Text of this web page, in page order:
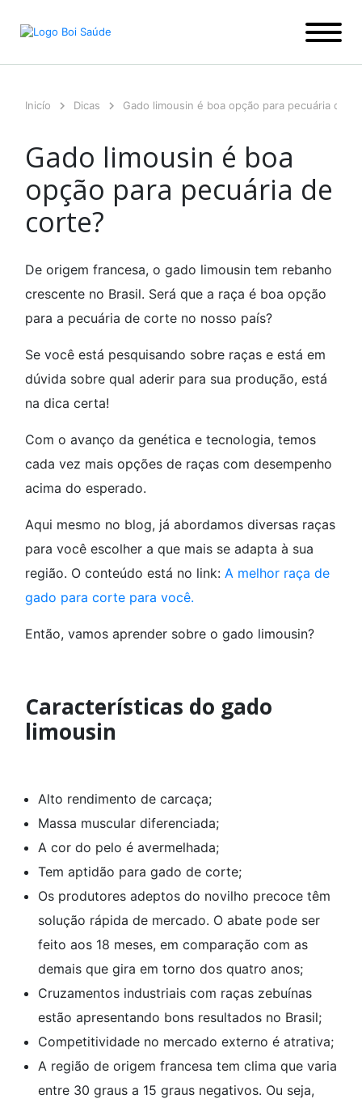
para
Inicío Dicas Gado limousin é boa opção para pecuária de
Gado limousin é boa
opção para pecuária de
corte?
De origem francesa, o gado limousin tem rebanho
crescente no Brasil. Será que a raça é boa opção
para a pecuária de corte no nosso país?
Se você está pesquisando sobre raças e está em
dúvida sobre qual aderir para sua produção, está
na dica certa!
Com o avanço da genética e tecnologia, temos
cada vez mais opções de raças com desempenho
acima do esperado.
Aqui mesmo no blog, já abordamos diversas raças
para você escolher a que mais se adapta à sua
região. O conteúdo está no link: A melhor raça de
gado para corte para você.
Então, vamos aprender sobre o gado limousin?
Características do gado
limousin
Alto rendimento de carcaça;
Massa muscular diferenciada;
A cor do pelo é avermelhada;
Tem aptidão para gado de corte;
Os produtores adeptos do novilho precoce têm
solução rápida de mercado. O abate pode ser
feito aos 18 meses, em comparação com as
demais que gira em torno dos quatro anos;
Cruzamentos industriais com raças zebuínas
estão apresentando bons resultados no Brasil;
Competitividade no mercado externo é atrativa;
A região de origem francesa tem clima que varia
entre 30 graus a 15 graus negativos. Ou seja,